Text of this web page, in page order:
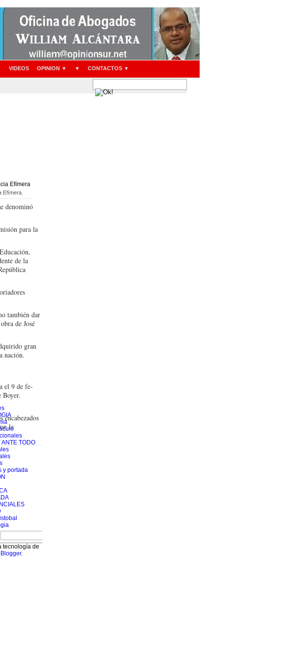
VIDEOS OPINION ▼ ▼ CONTACTOS ▼
Efímera.
denominó
para la
de la
también dar
de José
gran
nación.
el 9 de fe­
Boyer.
la
ANTE TODO
y portada
tecnología de
Blogger.